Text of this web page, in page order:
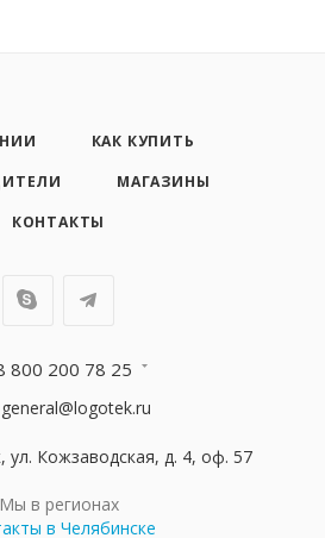
КАК КУПИТЬ
МАГАЗИНЫ
КОНТАКТЫ
800 200 78 25
general@logotek.ru
ул. Кожзаводская, д. 4, оф. 57
Мы в регионах
в Челябинске